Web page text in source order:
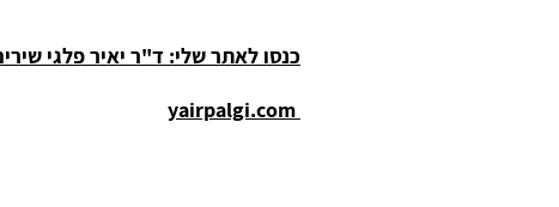
כנסו לאתר שלי: ד"ר יאיר פלגי